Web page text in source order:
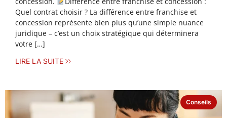
Quel contrat choisir ? La différence entre franchise et
concession représente bien plus qu’une simple nuance
juridique – c’est un choix stratégique qui déterminera
votre […]
LIRE LA SUITE
Conseils